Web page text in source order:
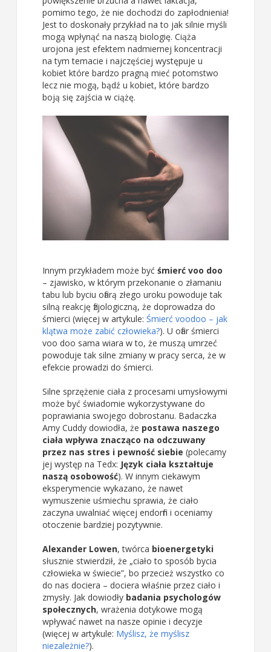
pomimo tego, że nie dochodzi do zapłodnienia!
Jest to doskonały przykład na to jak silnie myśli
mogą wpłynąć na naszą biologię. Ciąża
urojona jest efektem nadmiernej koncentracji
na tym temacie i najczęściej występuje u
kobiet które bardzo pragną mieć potomstwo
lecz nie mogą, bądź u kobiet, które bardzo
boją się zajścia w ciążę.
Innym przykładem może być śmierć voo doo
– zjawisko, w którym przekonanie o złamaniu
tabu lub byciu ofiarą złego uroku powoduje tak
silną reakcję fizjologiczną, że doprowadza do
śmierci (więcej w artykule: Śmierć voodoo – jak
klątwa może zabić człowieka?). U ofiar śmierci
voo doo sama wiara w to, że muszą umrzeć
powoduje tak silne zmiany w pracy serca, że w
efekcie prowadzi do śmierci.
Silne sprzężenie ciała z procesami umysłowymi
może być świadomie wykorzystywane do
poprawiania swojego dobrostanu. Badaczka
Amy Cuddy dowiodła, że postawa naszego
ciała wpływa znacząco na odczuwany
przez nas stres i pewność siebie (polecamy
jej występ na Tedx: Język ciała kształtuje
naszą osobowość). W innym ciekawym
eksperymencie wykazano, że nawet
wymuszenie uśmiechu sprawia, że ciało
zaczyna uwalniać więcej endorfin i oceniamy
otoczenie bardziej pozytywnie.
Alexander Lowen, twórca bioenergetyki
słusznie stwierdził, że „ciało to sposób bycia
człowieka w świecie”, bo przecież wszystko co
do nas dociera – dociera właśnie przez ciało i
zmysły. Jak dowiodły badania psychologów
społecznych, wrażenia dotykowe mogą
wpływać nawet na nasze opinie i decyzje
(więcej w artykule: Myślisz, że myślisz
niezależnie?).